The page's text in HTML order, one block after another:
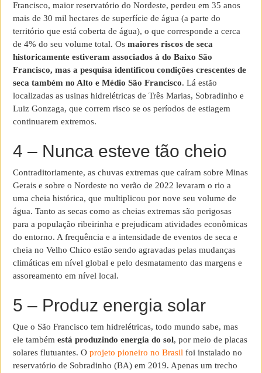
Francisco, maior reservatório do Nordeste, perdeu em 35 anos
mais de 30 mil hectares de superfície de água (a parte do
território que está coberta de água), o que corresponde a cerca
de 4% do seu volume total. Osmaiores riscos de seca
historicamente estiveram associados à do Baixo São
Francisco, mas a pesquisa identificou condições crescentes de
seca também no Alto e Médio São Francisco. Lá estão
localizadas as usinas hidrelétricas de Três Marias, Sobradinho e
Luiz Gonzaga, que correm risco se os períodos de estiagem
continuarem extremos.
4 – Nunca esteve tão cheio
Contraditoriamente, as chuvas extremas que caíram sobre Minas
Gerais e sobre o Nordeste no verão de 2022 levaram o rio a
uma cheia histórica, que multiplicou por nove seu volume de
água. Tanto as secas como as cheias extremas são perigosas
para a população ribeirinha e prejudicam atividades econômicas
do entorno. A frequência e a intensidade de eventos de seca e
cheia no Velho Chico estão sendo agravadas pelas mudanças
climáticas em nível global e pelo desmatamento das margens e
assoreamento em nível local.
5 – Produz energia solar
Que o São Francisco tem hidrelétricas, todo mundo sabe, mas
ele tambémestá produzindo energia do sol, por meio de placas
solares flutuantes. O projeto pioneiro no Brasil foi instalado no
reservatório de Sobradinho (BA) em 2019. Apenas um trecho